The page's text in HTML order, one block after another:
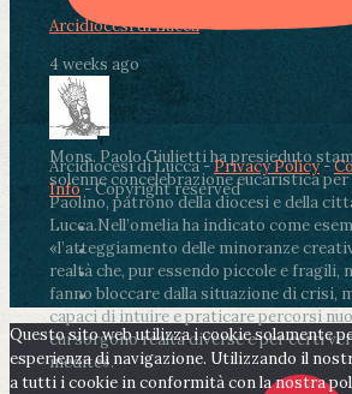
Arcidiocesi di Lucca
4 weeks ago
Mons. Paolo Giulietti ha presieduto
solenne concelebrazione eucaristica per
Paolino, patrono della diocesi e della
Lucca.Nell’omelia ha indicato come
«l’atteggiamento delle minoranze
realtà che, pur essendo piccole e fragili,
fanno bloccare dalla situazione di crisi,
capaci di intuire e praticare percorsi
cui sorgono realtà diverse e per certi
inedite».
Arcidiocesi di Lucca -Privacy Policy-
Info- Copyright reserved
Questo sito web utilizza i cookie solamente
esperienza di navigazione. Utilizzando il
a tutti i cookie in conformità con la nostra